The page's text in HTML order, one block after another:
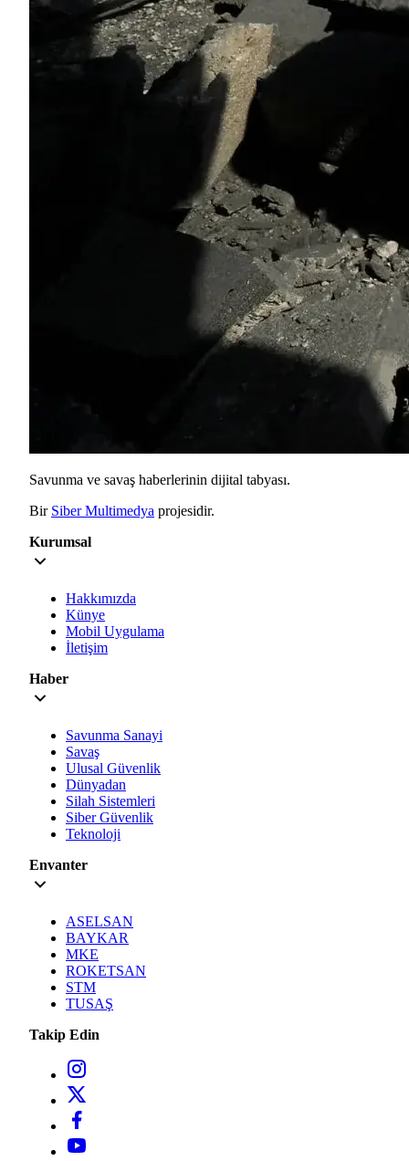
Savunma ve savaş haberlerinin dijital tabyası.
Bir Siber Multimedya projesidir.
Kurumsal
Hakkımızda
Künye
Mobil Uygulama
İletişim
Haber
Savunma Sanayi
Savaş
Ulusal Güvenlik
Dünyadan
Silah Sistemleri
Siber Güvenlik
Teknoloji
Envanter
ASELSAN
BAYKAR
MKE
ROKETSAN
STM
TUSAŞ
Takip Edin